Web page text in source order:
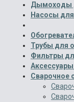
Дымоходы
Насосы
Трубы для
Фильтры
Сварочное